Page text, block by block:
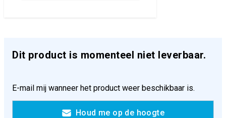
Dit product is momenteel niet leverbaar.
E-mail mij wanneer het product weer beschikbaar is.
Houd me op de hoogte